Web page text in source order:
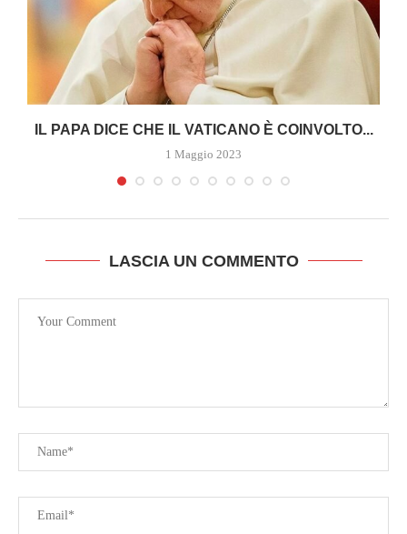
IL PAPA DICE CHE IL VATICANO È COINVOLTO...
1 Maggio 2023
LASCIA UN COMMENTO